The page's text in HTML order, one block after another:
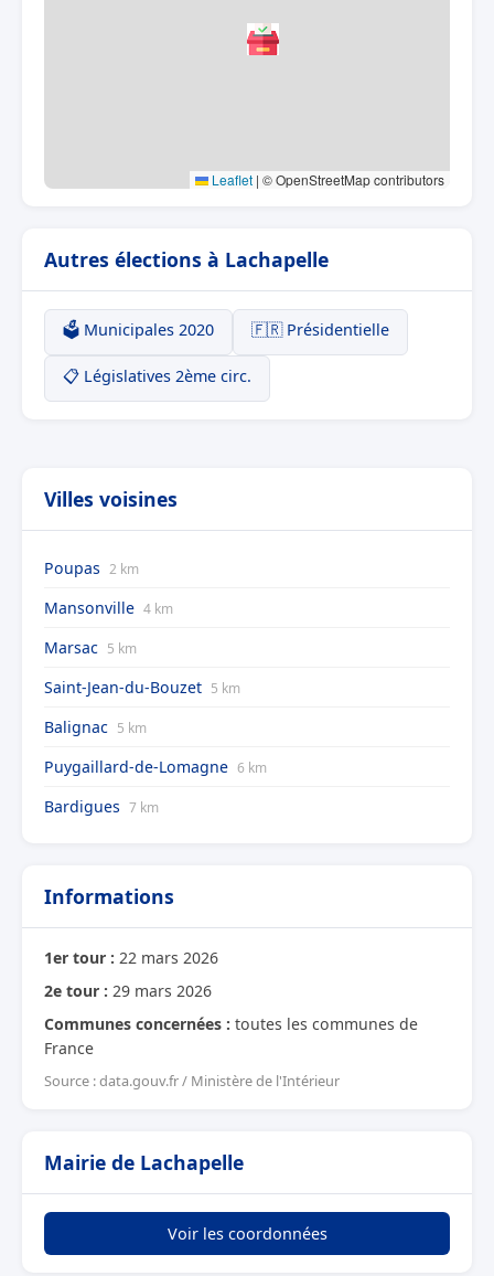
Leaflet | © OpenStreetMap contributors
Autres élections à Lachapelle
🗳️ Municipales 2020 🇫🇷 Présidentielle
📋 Législatives 2ème circ.
Villes voisines
Poupas 2 km
Mansonville 4 km
Marsac 5 km
Saint-Jean-du-Bouzet 5 km
Balignac 5 km
Puygaillard-de-Lomagne 6 km
Bardigues 7 km
Informations
1er tour : 22 mars 2026
2e tour : 29 mars 2026
Communes concernées : toutes les communes de
France
Source : data.gouv.fr / Ministère de l'Intérieur
Mairie de Lachapelle
Voir les coordonnées